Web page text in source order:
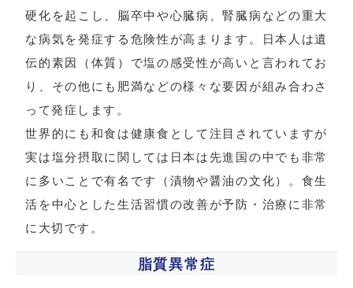
硬化を起こし、脳卒中や心臓病、腎臓病などの重大
な病気を発症する危険性が高まります。日本人は遺
伝的素因（体質）で塩の感受性が高いと言われてお
り、その他にも肥満などの様々な要因が組み合わさ
って発症します。
世界的にも和食は健康食として注目されていますが
実は塩分摂取に関しては日本は先進国の中でも非常
に多いことで有名です（漬物や醤油の文化）。食生
活を中心とした生活習慣の改善が予防・治療に非常
に大切です。
脂質異常症